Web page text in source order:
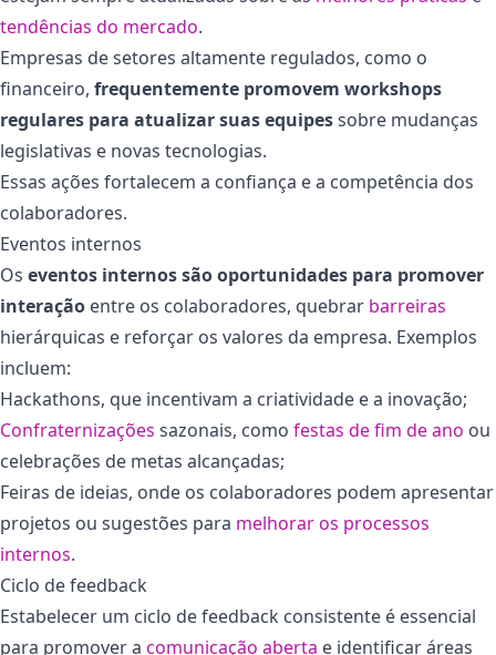
tendências do mercado.
Empresas de setores altamente regulados, como o
financeiro, frequentemente promovem workshops
regulares para atualizar suas equipessobre mudanças
legislativas e novas tecnologias.
Essas ações fortalecem a confiança e a competência dos
colaboradores.
Eventos internos
Os eventos internos são oportunidades para promover
interação entre os colaboradores, quebrar barreiras
hierárquicas e reforçar os valores da empresa. Exemplos
incluem:
Hackathons, que incentivam a criatividade e a inovação;
Confraternizações sazonais, como festas de fim de ano ou
celebrações de metas alcançadas;
Feiras de ideias, onde os colaboradores podem apresentar
projetos ou sugestões para melhorar os processos
internos.
Ciclo de feedback
Estabelecer um ciclo de feedback consistente é essencial
para promover a comunicação aberta e identificar áreas